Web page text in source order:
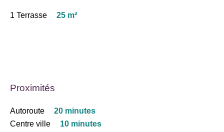
1 Terrasse 25 m²
Proximités
Autoroute
20 minutes
Centre ville
10 minutes